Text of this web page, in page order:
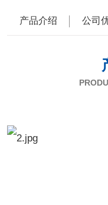
性能可靠的
帝恩克气动
宗旨，在经
老客户共同
产品介绍 公司